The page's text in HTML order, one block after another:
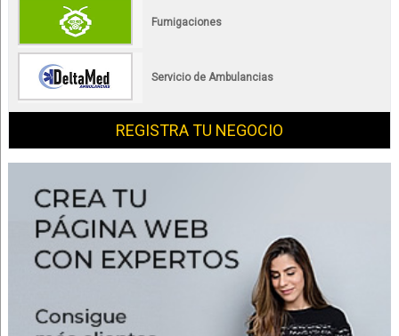
Fumigaciones
Servicio de Ambulancias
REGISTRA TU NEGOCIO